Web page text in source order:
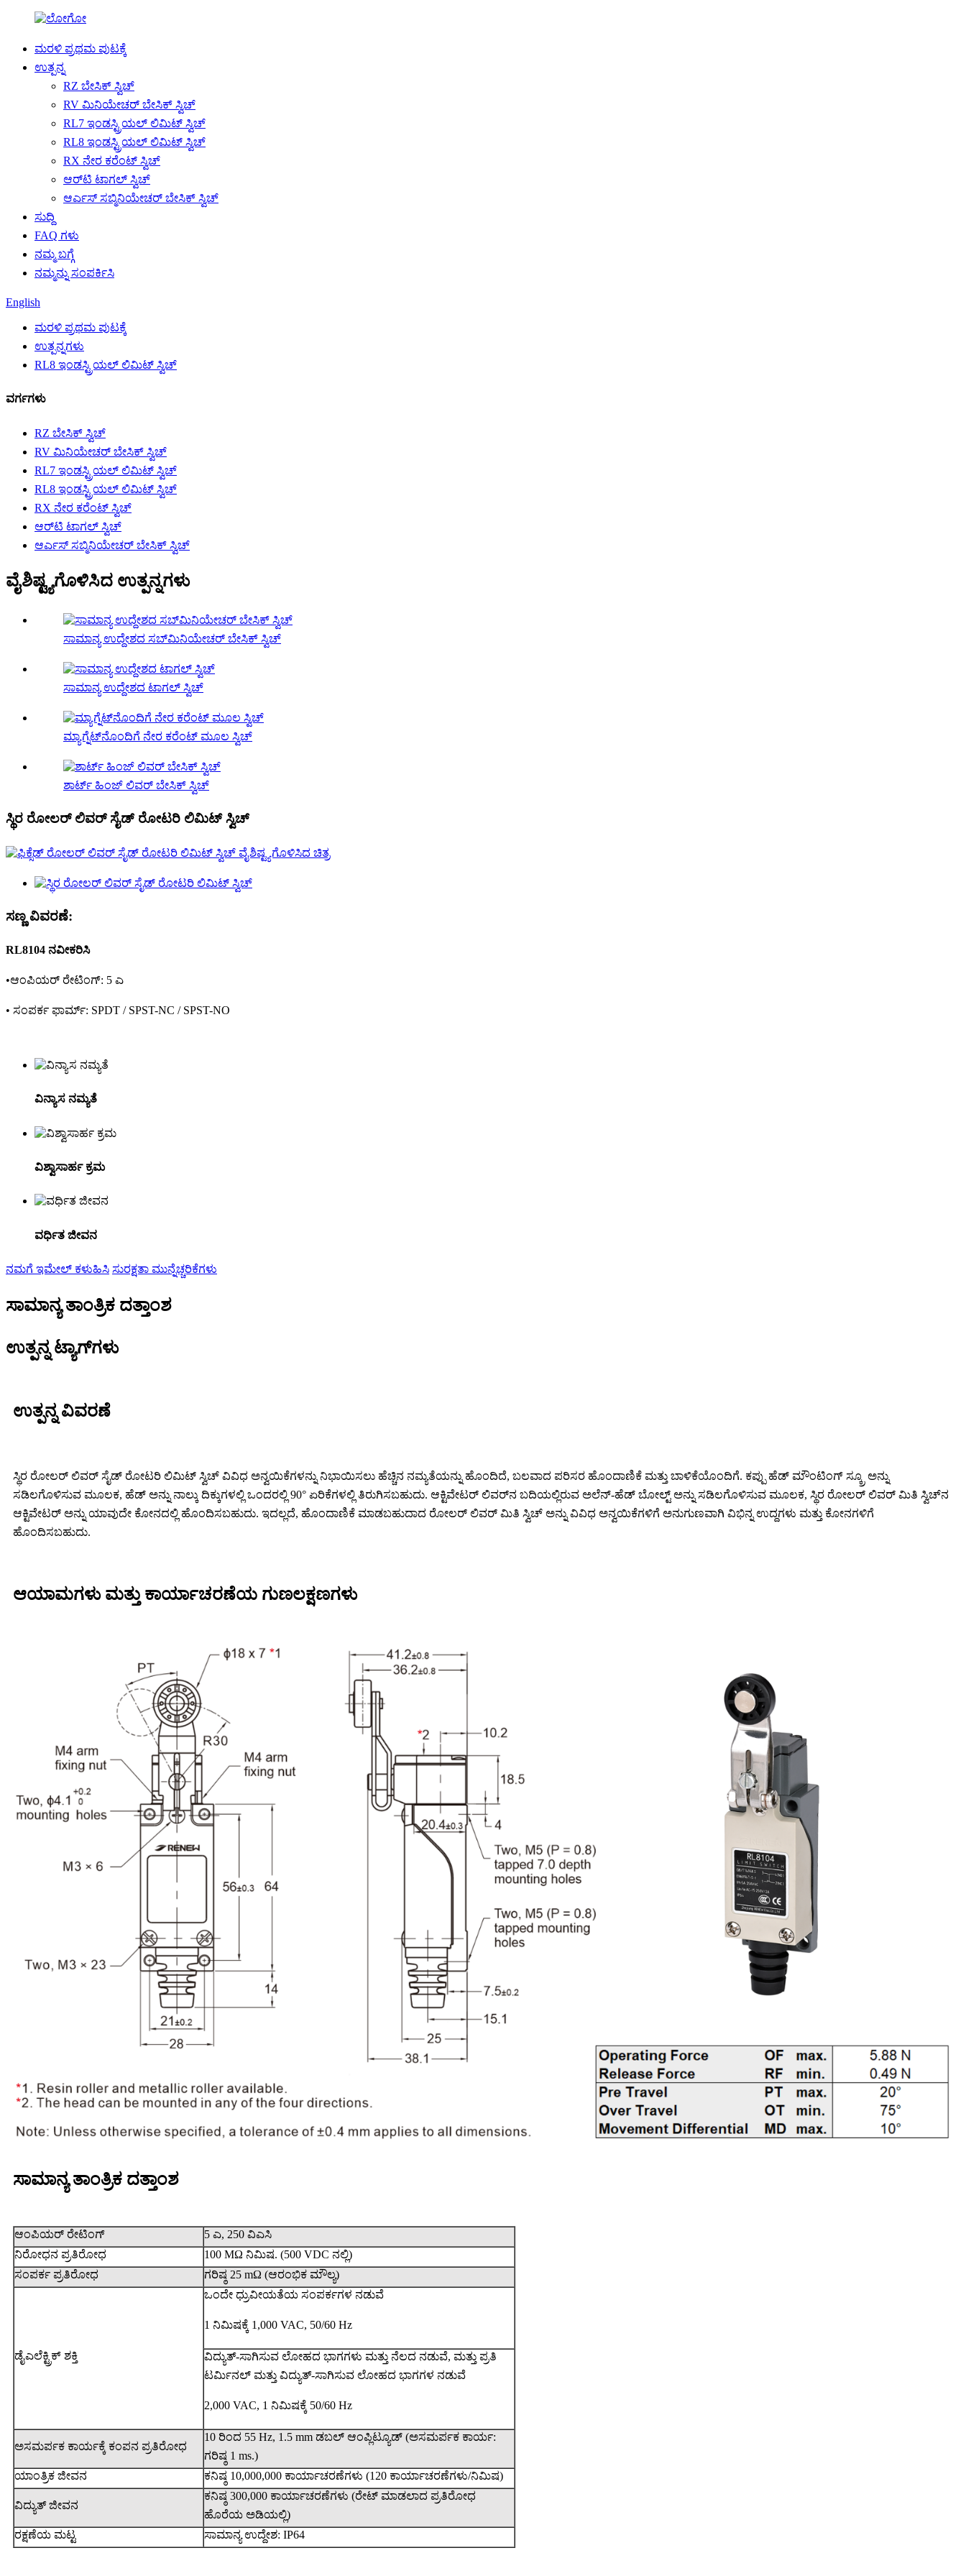
ಮರಳಿ ಪ್ರಥಮ ಪುಟಕ್ಕೆ
ಉತ್ಪನ್ನ
RZ ಬೇಸಿಕ್ ಸ್ವಿಚ್
RV ಮಿನಿಯೇಚರ್ ಬೇಸಿಕ್ ಸ್ವಿಚ್
RL7 ಇಂಡಸ್ಟ್ರಿಯಲ್ ಲಿಮಿಟ್ ಸ್ವಿಚ್
RL8 ಇಂಡಸ್ಟ್ರಿಯಲ್ ಲಿಮಿಟ್ ಸ್ವಿಚ್
RX ನೇರ ಕರೆಂಟ್ ಸ್ವಿಚ್
ಆರ್‌ಟಿ ಟಾಗಲ್ ಸ್ವಿಚ್
ಆರ್ಎಸ್ ಸಬ್ಮಿನಿಯೇಚರ್ ಬೇಸಿಕ್ ಸ್ವಿಚ್
ಸುದ್ದಿ
FAQ ಗಳು
ನಮ್ಮ ಬಗ್ಗೆ
ನಮ್ಮನ್ನು ಸಂಪರ್ಕಿಸಿ
English
ಮರಳಿ ಪ್ರಥಮ ಪುಟಕ್ಕೆ
ಉತ್ಪನ್ನಗಳು
RL8 ಇಂಡಸ್ಟ್ರಿಯಲ್ ಲಿಮಿಟ್ ಸ್ವಿಚ್
ವರ್ಗಗಳು
RZ ಬೇಸಿಕ್ ಸ್ವಿಚ್
RV ಮಿನಿಯೇಚರ್ ಬೇಸಿಕ್ ಸ್ವಿಚ್
RL7 ಇಂಡಸ್ಟ್ರಿಯಲ್ ಲಿಮಿಟ್ ಸ್ವಿಚ್
RL8 ಇಂಡಸ್ಟ್ರಿಯಲ್ ಲಿಮಿಟ್ ಸ್ವಿಚ್
RX ನೇರ ಕರೆಂಟ್ ಸ್ವಿಚ್
ಆರ್‌ಟಿ ಟಾಗಲ್ ಸ್ವಿಚ್
ಆರ್ಎಸ್ ಸಬ್ಮಿನಿಯೇಚರ್ ಬೇಸಿಕ್ ಸ್ವಿಚ್
ವೈಶಿಷ್ಟ್ಯಗೊಳಿಸಿದ ಉತ್ಪನ್ನಗಳು
ಸಾಮಾನ್ಯ ಉದ್ದೇಶದ ಸಬ್‌ಮಿನಿಯೇಚರ್ ಬೇಸಿಕ್ ಸ್ವಿಚ್
ಸಾಮಾನ್ಯ ಉದ್ದೇಶದ ಟಾಗಲ್ ಸ್ವಿಚ್
ಮ್ಯಾಗ್ನೆಟ್‌ನೊಂದಿಗೆ ನೇರ ಕರೆಂಟ್ ಮೂಲ ಸ್ವಿಚ್
ಶಾರ್ಟ್ ಹಿಂಜ್ ಲಿವರ್ ಬೇಸಿಕ್ ಸ್ವಿಚ್
ಸ್ಥಿರ ರೋಲರ್ ಲಿವರ್ ಸೈಡ್ ರೋಟರಿ ಲಿಮಿಟ್ ಸ್ವಿಚ್
ಸಣ್ಣ ವಿವರಣೆ:
RL8104 ನವೀಕರಿಸಿ
•ಆಂಪಿಯರ್ ರೇಟಿಂಗ್: 5 ಎ
• ಸಂಪರ್ಕ ಫಾರ್ಮ್: SPDT / SPST-NC / SPST-NO
ವಿನ್ಯಾಸ ನಮ್ಯತೆ
ವಿಶ್ವಾಸಾರ್ಹ ಕ್ರಮ
ವರ್ಧಿತ ಜೀವನ
ನಮಗೆ ಇಮೇಲ್ ಕಳುಹಿಸಿ ಸುರಕ್ಷತಾ ಮುನ್ನೆಚ್ಚರಿಕೆಗಳು
ಸಾಮಾನ್ಯ ತಾಂತ್ರಿಕ ದತ್ತಾಂಶ
ಉತ್ಪನ್ನ ಟ್ಯಾಗ್‌ಗಳು
ಉತ್ಪನ್ನ ವಿವರಣೆ
ಸ್ಥಿರ ರೋಲರ್ ಲಿವರ್ ಸೈಡ್ ರೋಟರಿ ಲಿಮಿಟ್ ಸ್ವಿಚ್ ವಿವಿಧ ಅನ್ವಯಿಕೆಗಳನ್ನು ನಿಭಾಯಿಸಲು ಹೆಚ್ಚಿನ ನಮ್ಯತೆಯನ್ನು ಹೊಂದಿದೆ, ಬಲವಾದ ಪರಿಸರ ಹೊಂದಾಣಿಕೆ ಮತ್ತು ಬಾಳಿಕೆಯೊಂದಿಗೆ. ಕಪ್ಪು ಹೆಡ್ ಮೌಂಟಿಂಗ್ ಸ್ಕ್ರೂ ಅನ್ನು
ಸಡಿಲಗೊಳಿಸುವ ಮೂಲಕ, ಹೆಡ್ ಅನ್ನು ನಾಲ್ಕು ದಿಕ್ಕುಗಳಲ್ಲಿ ಒಂದರಲ್ಲಿ 90° ಏರಿಕೆಗಳಲ್ಲಿ ತಿರುಗಿಸಬಹುದು. ಆಕ್ಟಿವೇಟರ್ ಲಿವರ್‌ನ ಬದಿಯಲ್ಲಿರುವ ಅಲೆನ್-ಹೆಡ್ ಬೋಲ್ಟ್ ಅನ್ನು ಸಡಿಲಗೊಳಿಸುವ ಮೂಲಕ, ಸ್ಥಿರ ರೋಲರ್ ಲಿವರ್ ಮಿತಿ ಸ್ವಿಚ್‌ನ
ಆಕ್ಟಿವೇಟರ್ ಅನ್ನು ಯಾವುದೇ ಕೋನದಲ್ಲಿ ಹೊಂದಿಸಬಹುದು. ಇದಲ್ಲದೆ, ಹೊಂದಾಣಿಕೆ ಮಾಡಬಹುದಾದ ರೋಲರ್ ಲಿವರ್ ಮಿತಿ ಸ್ವಿಚ್ ಅನ್ನು ವಿವಿಧ ಅನ್ವಯಿಕೆಗಳಿಗೆ ಅನುಗುಣವಾಗಿ ವಿಭಿನ್ನ ಉದ್ದಗಳು ಮತ್ತು ಕೋನಗಳಿಗೆ
ಹೊಂದಿಸಬಹುದು.
ಆಯಾಮಗಳು ಮತ್ತು ಕಾರ್ಯಾಚರಣೆಯ ಗುಣಲಕ್ಷಣಗಳು
ಸಾಮಾನ್ಯ ತಾಂತ್ರಿಕ ದತ್ತಾಂಶ
ಆಂಪಿಯರ್ ರೇಟಿಂಗ್
5 ಎ, 250 ವಿಎಸಿ
ನಿರೋಧನ ಪ್ರತಿರೋಧ
100 MΩ ನಿಮಿಷ. (500 VDC ನಲ್ಲಿ)
ಸಂಪರ್ಕ ಪ್ರತಿರೋಧ
ಗರಿಷ್ಠ 25 mΩ (ಆರಂಭಿಕ ಮೌಲ್ಯ)
ಡೈಎಲೆಕ್ಟ್ರಿಕ್ ಶಕ್ತಿ
ಒಂದೇ ಧ್ರುವೀಯತೆಯ ಸಂಪರ್ಕಗಳ ನಡುವೆ
1 ನಿಮಿಷಕ್ಕೆ 1,000 VAC, 50/60 Hz
ವಿದ್ಯುತ್-ಸಾಗಿಸುವ ಲೋಹದ ಭಾಗಗಳು ಮತ್ತು ನೆಲದ ನಡುವೆ, ಮತ್ತು ಪ್ರತಿ
ಟರ್ಮಿನಲ್ ಮತ್ತು ವಿದ್ಯುತ್-ಸಾಗಿಸುವ ಲೋಹದ ಭಾಗಗಳ ನಡುವೆ
2,000 VAC, 1 ನಿಮಿಷಕ್ಕೆ 50/60 Hz
ಅಸಮರ್ಪಕ ಕಾರ್ಯಕ್ಕೆ ಕಂಪನ ಪ್ರತಿರೋಧ
10 ರಿಂದ 55 Hz, 1.5 mm ಡಬಲ್ ಆಂಪ್ಲಿಟ್ಯೂಡ್ (ಅಸಮರ್ಪಕ ಕಾರ್ಯ:
ಗರಿಷ್ಠ 1 ms.)
ಯಾಂತ್ರಿಕ ಜೀವನ
ಕನಿಷ್ಠ 10,000,000 ಕಾರ್ಯಾಚರಣೆಗಳು (120 ಕಾರ್ಯಾಚರಣೆಗಳು/ನಿಮಿಷ)
ವಿದ್ಯುತ್ ಜೀವನ
ಕನಿಷ್ಠ 300,000 ಕಾರ್ಯಾಚರಣೆಗಳು (ರೇಟ್ ಮಾಡಲಾದ ಪ್ರತಿರೋಧ
ಹೊರೆಯ ಅಡಿಯಲ್ಲಿ)
ರಕ್ಷಣೆಯ ಮಟ್ಟ
ಸಾಮಾನ್ಯ ಉದ್ದೇಶ: IP64